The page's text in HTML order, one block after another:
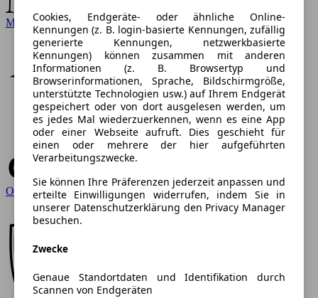
Mercedes-Benz
Opel
Cookies, Endgeräte- oder ähnliche Online-
Kennungen (z. B. login-basierte Kennungen, zufällig
generierte Kennungen, netzwerkbasierte
Kennungen) können zusammen mit anderen
Informationen (z. B. Browsertyp und
Browserinformationen, Sprache, Bildschirmgröße,
unterstützte Technologien usw.) auf Ihrem Endgerät
gespeichert oder von dort ausgelesen werden, um
es jedes Mal wiederzuerkennen, wenn es eine App
oder einer Webseite aufruft. Dies geschieht für
einen oder mehrere der hier aufgeführten
Verarbeitungszwecke.
Sie können Ihre Präferenzen jederzeit anpassen und
erteilte Einwilligungen widerrufen, indem Sie in
unserer Datenschutzerklärung den Privacy Manager
besuchen.
Zwecke
Genaue Standortdaten und Identifikation durch
Scannen von Endgeräten